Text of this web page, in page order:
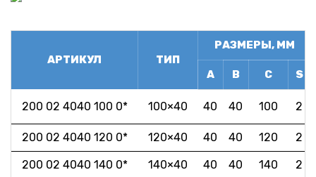
АРТИКУЛ ТИП
РАЗМЕРЫ, ММ
А B C S
200 02 4040 100 0* 100×40 40 40 100 2
200 02 4040 120 0* 120×40 40 40 120 2
200 02 4040 140 0* 140×40 40 40 140 2